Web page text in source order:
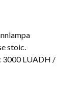
stoic.
3000 LUADH /